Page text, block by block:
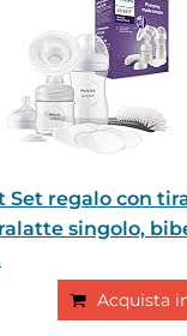
Set regalo con
singolo,
Acquista